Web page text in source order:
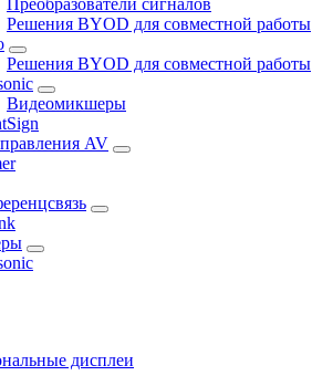
Решения BYOD для совместной работы
Решения BYOD для совместной работы
Видеомикшеры
AV
дисплеи